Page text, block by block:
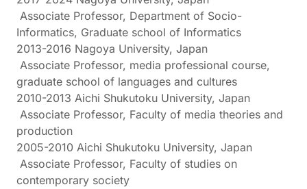
Associate Professor, Department of Socio-
Informatics, Graduate school of Informatics
2013-2016 Nagoya University, Japan
Associate Professor, media professional course,
graduate school of languages and cultures
2010-2013 Aichi Shukutoku University, Japan
Associate Professor, Faculty of media theories and
production
2005-2010 Aichi Shukutoku University, Japan
Associate Professor, Faculty of studies on
contemporary society